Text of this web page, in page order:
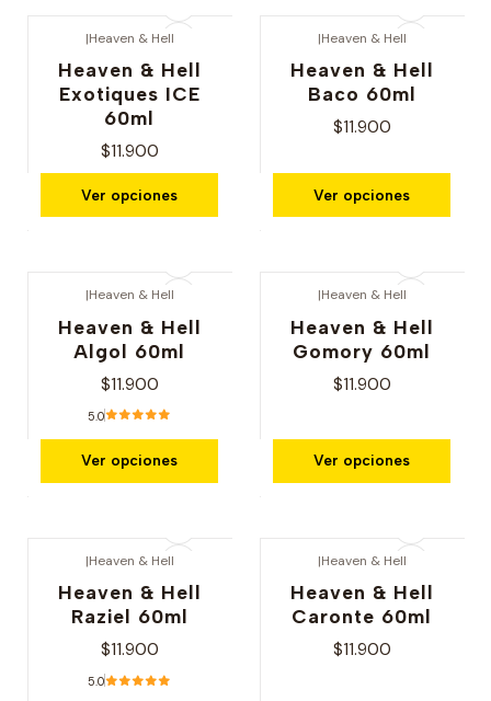
|Heaven & Hell
Heaven & Hell
Exotiques ICE
60ml
$11.900
Ver opciones
|Heaven & Hell
Heaven & Hell
Baco 60ml
$11.900
Ver opciones
|Heaven & Hell
Heaven & Hell
Algol 60ml
$11.900
5.0
Ver opciones
|Heaven & Hell
Heaven & Hell
Gomory 60ml
$11.900
Ver opciones
|Heaven & Hell
Heaven & Hell
Raziel 60ml
$11.900
5.0
|Heaven & Hell
Heaven & Hell
Caronte 60ml
$11.900